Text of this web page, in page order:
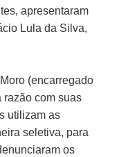
apresentaram
Lula da Silva,
(encarregado
razão com suas
utilizam as
seletiva, para
os